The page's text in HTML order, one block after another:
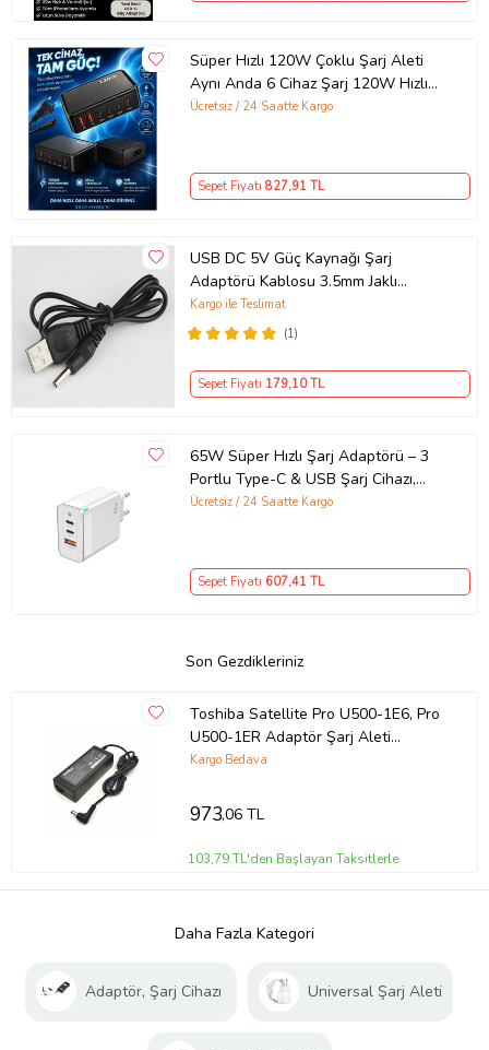
Süper Hızlı 120W Çoklu Şarj Aleti
Aynı Anda 6 Cihaz Şarj 120W Hızlı
Şarj İstasyonu Çoklu USB & Type-C
Ücretsiz / 24 Saatte Kargo
Sepet Fiyatı 827,91 TL
USB DC 5V Güç Kaynağı Şarj
Adaptörü Kablosu 3.5mm Jaklı
MOSUNX Siyah
(1)
Kargo ile Teslimat
Sepet Fiyatı 179,10 TL
65W Süper Hızlı Şarj Adaptörü – 3
Portlu Type-C & USB Şarj Cihazı,
GaN Teknolojili 65W Hızlı Şarj Cihazı
Adaptörü – Type-C ve USB Çıkışlı,
Evrensel 65W Duvar Tipi Şarj
Ücretsiz / 24 Saatte Kargo
Sepet Fiyatı 607,41 TL
Son Gezdikleriniz
Toshiba Satellite Pro U500-1E6, Pro
U500-1ER Adaptör Şarj Aleti
Notebook Adaptörü (Siyah)
Kargo Bedava
973,06 TL
103,79 TL'den Başlayan Taksitlerle
Daha Fazla Kategori
Adaptör, Şarj Cihazı Universal Şarj Aleti